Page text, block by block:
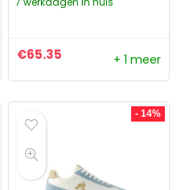
€65.35 + 1 meer
- 14%